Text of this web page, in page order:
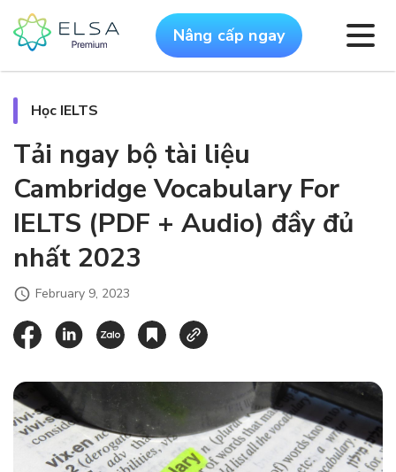
Nâng cấp ngay
Học IELTS
Tải ngay bộ tài liệu
Cambridge Vocabulary For
IELTS (PDF + Audio) đầy đủ
nhất 2023
February 9, 2023